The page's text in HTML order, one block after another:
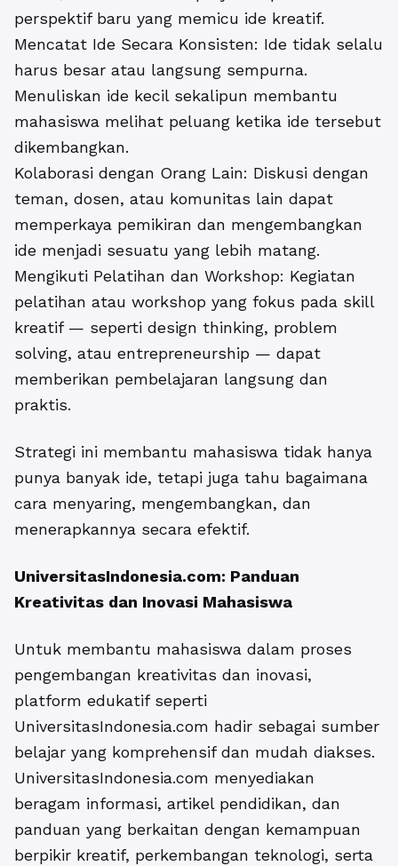
perspektif baru yang memicu ide kreatif.
Mencatat Ide Secara Konsisten: Ide tidak selalu
harus besar atau langsung sempurna.
Menuliskan ide kecil sekalipun membantu
mahasiswa melihat peluang ketika ide tersebut
dikembangkan.
Kolaborasi dengan Orang Lain: Diskusi dengan
teman, dosen, atau komunitas lain dapat
memperkaya pemikiran dan mengembangkan
ide menjadi sesuatu yang lebih matang.
Mengikuti Pelatihan dan Workshop: Kegiatan
pelatihan atau workshop yang fokus pada skill
kreatif — seperti design thinking, problem
solving, atau entrepreneurship — dapat
memberikan pembelajaran langsung dan
praktis.
Strategi ini membantu mahasiswa tidak hanya
punya banyak ide, tetapi juga tahu bagaimana
cara menyaring, mengembangkan, dan
menerapkannya secara efektif.
UniversitasIndonesia.com: Panduan
Kreativitas dan Inovasi Mahasiswa
Untuk membantu mahasiswa dalam proses
pengembangan kreativitas dan inovasi,
platform edukatif seperti
UniversitasIndonesia.com hadir sebagai sumber
belajar yang komprehensif dan mudah diakses.
UniversitasIndonesia.com menyediakan
beragam informasi, artikel pendidikan, dan
panduan yang berkaitan dengan kemampuan
berpikir kreatif, perkembangan teknologi, serta